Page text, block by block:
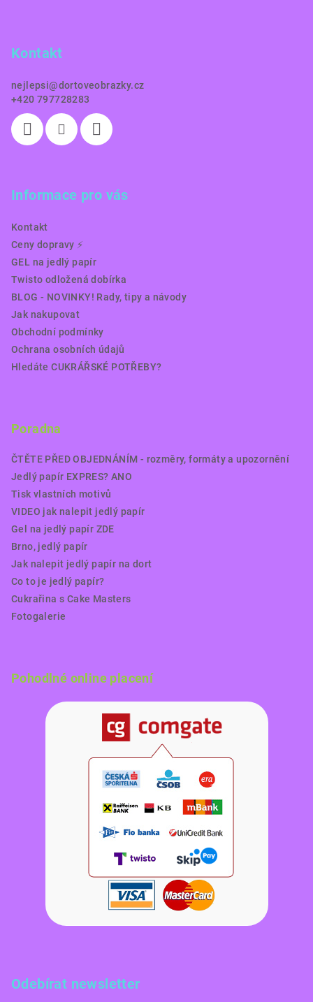
Kontakt
nejlepsi@dortoveobrazky.cz
+420 797728283
Informace pro vás
Kontakt
Ceny dopravy ⚡️
GEL na jedlý papír
Twisto odložená dobírka
BLOG - NOVINKY! Rady, tipy a návody
Jak nakupovat
Obchodní podmínky
Ochrana osobních údajů
Hledáte CUKRÁŘSKÉ POTŘEBY?
Poradna
ČTĚTE PŘED OBJEDNÁNÍM - rozměry, formáty a upozornění
Jedlý papír EXPRES? ANO
Tisk vlastních motivů
VIDEO jak nalepit jedlý papír
Gel na jedlý papír ZDE
Brno, jedlý papír
Jak nalepit jedlý papír na dort
Co to je jedlý papír?
Cukrařina s Cake Masters
Fotogalerie
Pohodlné online placení
Odebírat newsletter